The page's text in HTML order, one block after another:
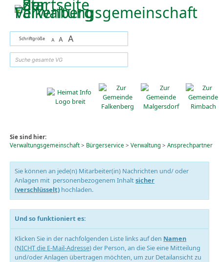
Zum Inhalt,zur Navigationoder
Schriftgröße A A A
Sie sind hier:
Verwaltungsgemeinschaft> Bürgerservice > Verwaltung> Ansprechpartner
Sie können an jede(n) Mitarbeiter(in) Nachrichten und/ oder
Anlagen mit personenbezogenem Inhaltsicher
(verschlüsselt) hochladen.
Und so funktioniert es:
Klicken Sie in der nachfolgenden Liste links auf den Namen
(NICHT die E-Mail-Adresse) der Person, an die Sie eine Mitteilung
und/oder Anlagen übertragen möchten, um zur Detailansicht zu